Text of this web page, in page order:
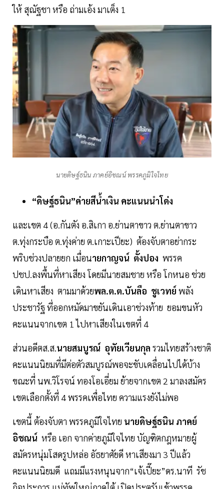
ให้ สุณัฐชา หรือ ถ่ามเอ้ง มาเต็ง 1
นายดิษฐ์ธนิน ภาคย์อิชณน์ พรรคภูมิใจไทย
“ดิษฐ์ธนิน”ค่ายสีน้ำเงิน คะแนนนำโด่ง
และเขต 4 (อ.กันตัง อ.สิเกา อ.ย่านตาขาว ต.ย่านตาขาว
ต.ทุ่งกระบือ ต.ทุ่งค่าย ต.เกาะเปียะ) ต้องจับตาอย่ากระ
พริบช่วงปลายยก เมื่อนายกาญจน์ ตั้งปอง พรรค
ปชป.ลงพื้นที่หาเสียง โดยมีนายสมชาย หรือ โกหนอ ช่วย
เดินหาเสียง ตามมาด้วยพล.ต.ต.บันลือ ชูเวทย์ พลัง
ประชารัฐ ที่ออกหมัดมาขยันเดินเอาช่วงท้าย ยอมขนหัว
คะแนนจากเขต 1 ไปหาเสียงในเขตที่ 4
ส่วนอดีตส.ส.นายสมบูรณ์ อุทัยเวียนกุล รวมไทยสร้างชาติ
คะแนนนิยมที่มีต่อตัวสมบูรณ์พอจะขับเคลื่อนไปได้บ้าง
ขณะที่ นพ.วิโรจน์ ทองโอเอี่ยม ย้ายจากเขต 2 มาลงสมัคร
เขตเลือกตั้งที่ 4 พรรคเพื่อไทย ความแรงยังไม่พอ
เขตนี้ ต้องจับตา พรรคภูมิใจไทย นายดิษฐ์ธนิน ภาคย์
อิชณน์ หรือ เอก จากค่ายภูมิใจไทย บัญฑิตกฎหมายผู้
สมัครหนุ่มโสดรูปหล่อ อัธยาศัยดี หาเสียงมา 3 ปีแล้ว
คะแนนนิยมดี แถมมีแรงหนุนจาก“เจ้เปี๊ยะ”ดร.นาที รัช